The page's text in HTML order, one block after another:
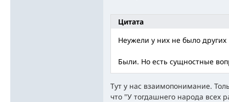
Цитата
Неужели у них не было
Были. Но есть сущностные
Тут у нас взаимопонимание.
что "У тогдашнего народа всех